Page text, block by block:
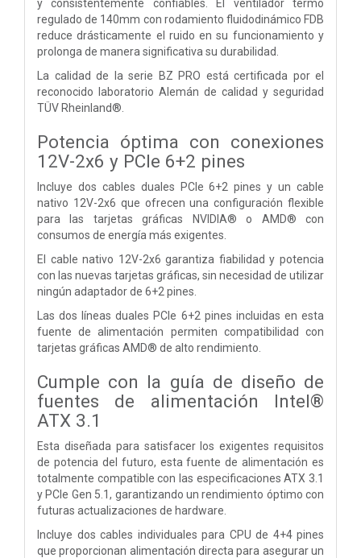
y consistentemente confiables. El ventilador termo
regulado de 140mm con rodamiento fluidodinámico FDB
reduce drásticamente el ruido en su funcionamiento y
prolonga de manera significativa su durabilidad.
La calidad de la serie BZ PRO está certificada por el
reconocido laboratorio Alemán de calidad y seguridad
TÜV Rheinland®.
Potencia óptima con conexiones
12V-2x6 y PCIe 6+2 pines
Incluye dos cables duales PCIe 6+2 pines y un cable
nativo 12V-2x6 que ofrecen una configuración flexible
para las tarjetas gráficas NVIDIA® o AMD® con
consumos de energía más exigentes.
El cable nativo 12V-2x6 garantiza fiabilidad y potencia
con las nuevas tarjetas gráficas, sin necesidad de utilizar
ningún adaptador de 6+2 pines.
Las dos líneas duales PCIe 6+2 pines incluidas en esta
fuente de alimentación permiten compatibilidad con
tarjetas gráficas AMD® de alto rendimiento.
Cumple con la guía de diseño de
fuentes de alimentación Intel®
ATX 3.1
Esta diseñada para satisfacer los exigentes requisitos
de potencia del futuro, esta fuente de alimentación es
totalmente compatible con las especificaciones ATX 3.1
y PCIe Gen 5.1, garantizando un rendimiento óptimo con
futuras actualizaciones de hardware.
Incluye dos cables individuales para CPU de 4+4 pines
que proporcionan alimentación directa para asegurar un